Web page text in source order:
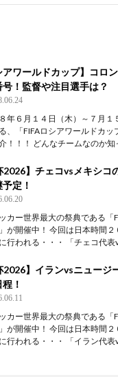
アワールドカップ】コロ
号！監督や注目選手は？
年６月１４日（木）～７月１
、「FIFAロシアワールドカッ
！！！ どんなチームなのか
2026】チェコvsメキシコ
予定！
カー世界最大の祭典である「
が開催中！ 今回は日本時間
に行われる・・・ 「チェコ代
2026】イランvsニュージ
！
カー世界最大の祭典である「
が開催中！ 今回は日本時間
に行われる・・・ 「イラン代